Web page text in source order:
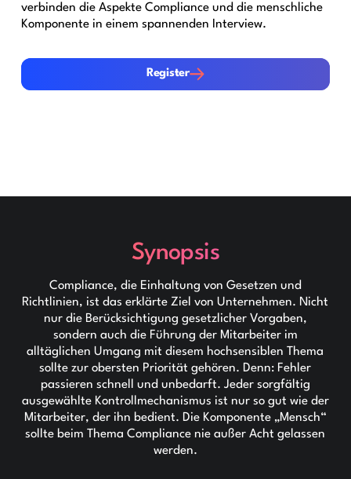
verbinden die Aspekte Compliance und die menschliche
Komponente in einem spannenden Interview.
Register
Register
Synopsis
Compliance, die Einhaltung von Gesetzen und
Richtlinien, ist das erklärte Ziel von Unternehmen. Nicht
nur die Berücksichtigung gesetzlicher Vorgaben,
sondern auch die Führung der Mitarbeiter im
alltäglichen Umgang mit diesem hochsensiblen Thema
sollte zur obersten Priorität gehören. Denn: Fehler
passieren schnell und unbedarft. Jeder sorgfältig
ausgewählte Kontrollmechanismus ist nur so gut wie der
Mitarbeiter, der ihn bedient. Die Komponente „Mensch“
sollte beim Thema Compliance nie außer Acht gelassen
werden.